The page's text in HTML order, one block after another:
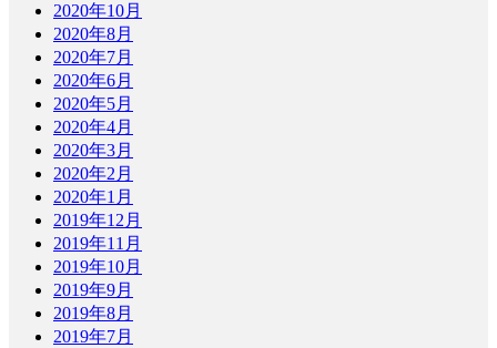
2020年10月
2020年8月
2020年7月
2020年6月
2020年5月
2020年4月
2020年3月
2020年2月
2020年1月
2019年12月
2019年11月
2019年10月
2019年9月
2019年8月
2019年7月